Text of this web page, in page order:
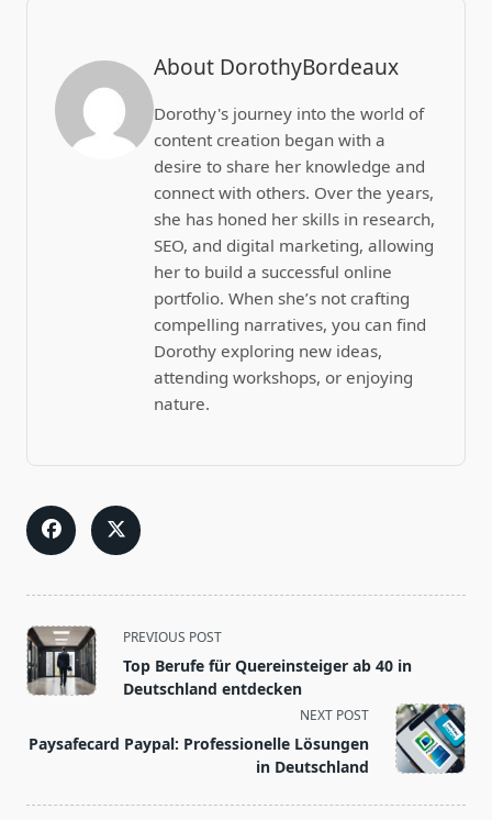
About DorothyBordeaux
Dorothy's journey into the world of
content creation began with a
desire to share her knowledge and
connect with others. Over the years,
she has honed her skills in research,
SEO, and digital marketing, allowing
her to build a successful online
portfolio. When she’s not crafting
compelling narratives, you can find
Dorothy exploring new ideas,
attending workshops, or enjoying
nature.
<span
class="nav-
subtitle
reader-
PREVIOUS POST
Top Berufe für Quereinsteiger ab 40 in
Deutschland entdecken
NEXT POST
Paysafecard Paypal: Professionelle Lösungen
in Deutschland